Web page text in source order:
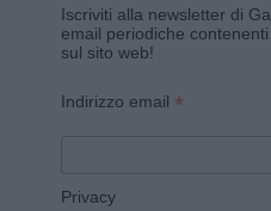
Iscriviti alla newsletter di
email periodiche
sul sito web!
Indirizzo email *
Privacy